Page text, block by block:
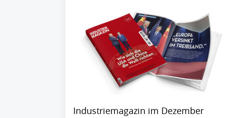
Industriemagazin im Dezember